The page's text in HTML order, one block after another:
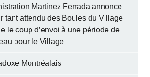
Martinez Ferrada annonce
tant attendu des Boules du Village
le coup d’envoi à une période de
pour le Village
Montréalais